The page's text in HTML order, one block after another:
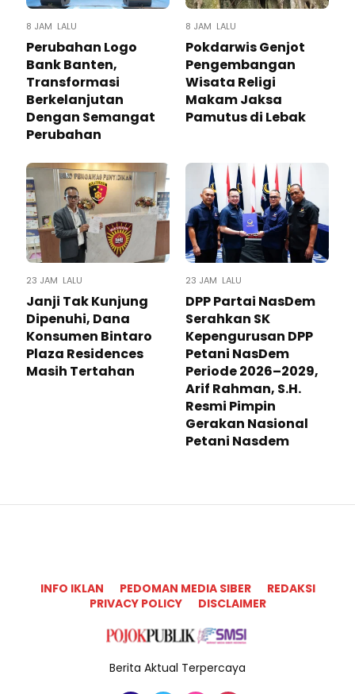
8 JAM LALU
Perubahan Logo
Bank Banten,
Transformasi
Berkelanjutan
Dengan Semangat
Perubahan
8 JAM LALU
Pokdarwis Genjot
Pengembangan
Wisata Religi
Makam Jaksa
Pamutus di Lebak
23 JAM LALU
Janji Tak Kunjung
Dipenuhi, Dana
Konsumen Bintaro
Plaza Residences
Masih Tertahan
23 JAM LALU
DPP Partai NasDem
Serahkan SK
Kepengurusan DPP
Petani NasDem
Periode 2026–2029,
Arif Rahman, S.H.
Resmi Pimpin
Gerakan Nasional
Petani Nasdem
INFO IKLAN PEDOMAN MEDIA SIBER
REDAKSI
PRIVACY POLICY
DISCLAIMER
Berita Aktual Terpercaya